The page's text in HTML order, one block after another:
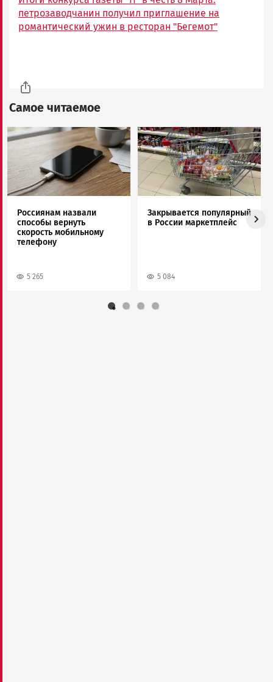
петрозаводчанин получил приглашение на
романтический ужин в ресторан "Бегемот"
Самое читаемое
Image
Россиянам назвали
способы вернуть
скорость мобильному
телефону
5 265
Image
Закрывается популярный
в России маркетплейс
5 084